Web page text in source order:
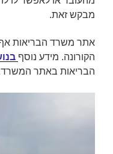
מבקש זאת.
אתר משרד הבריאות אף
הקורונה. מידע נוסף
הבריאות באתר